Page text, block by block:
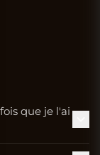
que je l'ai